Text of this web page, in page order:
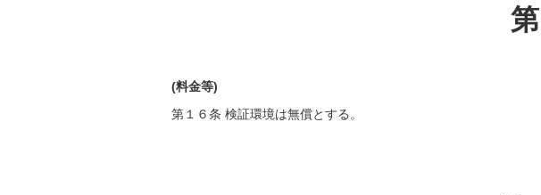
(料金等)
第１６条 検証環境は無償とする。